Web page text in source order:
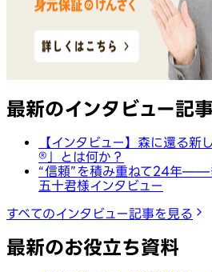
最新のインタビュー記事
【インタビュー】森に還る
®︎」とは何か？
“信頼”を積み重ねて24年——
五十君様インタビュー
すべてのインタビュー記事を見る
最新のお役立ち資料